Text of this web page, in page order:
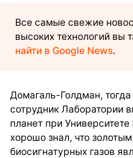
Все самые свежие
высоких технологий вы
найти в Google News.
Домагаль-Голдман,
сотрудник Лаборатории
планет при
хорошо знал, что
биосигнатурных газов